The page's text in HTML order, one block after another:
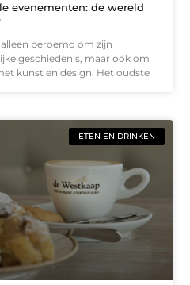
evenementen: de wereld
beroemd om zijn
geschiedenis, maar ook om
kunst en design. Het oudste
ETEN EN DRINKEN